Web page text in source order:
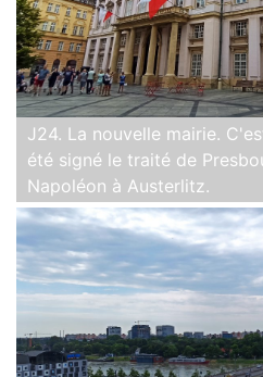
J24. La nouvelle mairie.
été signé le traité de
Napoléon à Austerlitz.